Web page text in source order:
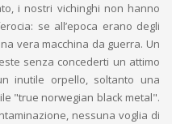
i nostri vichinghi non hanno
se all’epoca erano degli
vera macchina da guerra. Un
senza concederti un attimo
inutile orpello, soltanto una
"true norwegian black metal".
nessuna voglia di